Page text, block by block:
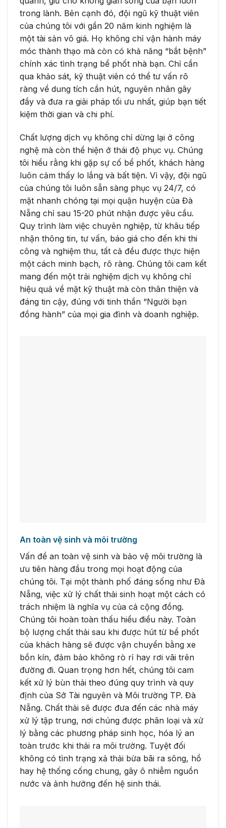
trong lành. Bên cạnh đó, đội ngũ kỹ thuật viên
của chúng tôi với gần 20 năm kinh nghiệm là
một tài sản vô giá. Họ không chỉ vận hành máy
móc thành thạo mà còn có khả năng “bắt bệnh”
chính xác tình trạng bể phốt nhà bạn. Chỉ cần
qua khảo sát, kỹ thuật viên có thể tư vấn rõ
ràng về dung tích cần hút, nguyên nhân gây
đầy và đưa ra giải pháp tối ưu nhất, giúp bạn tiết
kiệm thời gian và chi phí.
Chất lượng dịch vụ không chỉ dừng lại ở công
nghệ mà còn thể hiện ở thái độ phục vụ. Chúng
tôi hiểu rằng khi gặp sự cố bể phốt, khách hàng
luôn cảm thấy lo lắng và bất tiện. Vì vậy, đội ngũ
của chúng tôi luôn sẵn sàng phục vụ 24/7, có
mặt nhanh chóng tại mọi quận huyện của Đà
Nẵng chỉ sau 15-20 phút nhận được yêu cầu.
Quy trình làm việc chuyên nghiệp, từ khâu tiếp
nhận thông tin, tư vấn, báo giá cho đến khi thi
công và nghiệm thu, tất cả đều được thực hiện
một cách minh bạch, rõ ràng. Chúng tôi cam kết
mang đến một trải nghiệm dịch vụ không chỉ
hiệu quả về mặt kỹ thuật mà còn thân thiện và
đáng tin cậy, đúng với tinh thần “Người bạn
đồng hành” của mọi gia đình và doanh nghiệp.
An toàn vệ sinh và môi trường
Vấn đề an toàn vệ sinh và bảo vệ môi trường là
ưu tiên hàng đầu trong mọi hoạt động của
chúng tôi. Tại một thành phố đáng sống như Đà
Nẵng, việc xử lý chất thải sinh hoạt một cách có
trách nhiệm là nghĩa vụ của cả cộng đồng.
Chúng tôi hoàn toàn thấu hiểu điều này. Toàn
bộ lượng chất thải sau khi được hút từ bể phốt
của khách hàng sẽ được vận chuyển bằng xe
bồn kín, đảm bảo không rò rỉ hay rơi vãi trên
đường đi. Quan trọng hơn hết, chúng tôi cam
kết xử lý bùn thải theo đúng quy trình và quy
định của Sở Tài nguyên và Môi trường TP. Đà
Nẵng. Chất thải sẽ được đưa đến các nhà máy
xử lý tập trung, nơi chúng được phân loại và xử
lý bằng các phương pháp sinh học, hóa lý an
toàn trước khi thải ra môi trường. Tuyệt đối
không có tình trạng xả thải bừa bãi ra sông, hồ
hay hệ thống cống chung, gây ô nhiễm nguồn
nước và ảnh hưởng đến hệ sinh thái.